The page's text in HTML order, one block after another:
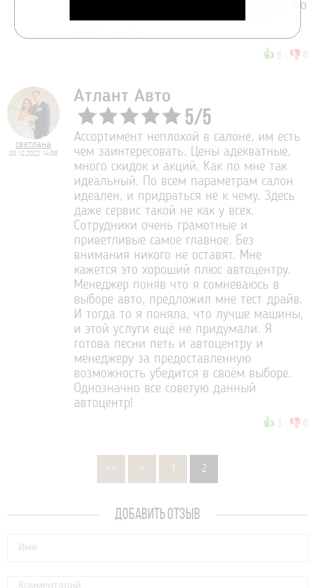
несколько больше, чем я рассчитывал. Но
кредит мне согласовали без особых
сложностей.
👍 6 : 👎
светлана
03.12.2022 14:08
Атлант Авто
5/5
Ассортимент неплохой в салоне, им есть
чем заинтересовать. Цены адекватные,
много скидок и акций. Как по мне так
идеальный. По всем параметрам салон
идеален, и придраться не к чему. Здесь
даже сервис такой не как у всех.
Сотрудники очень грамотные и
приветливые самое главное. Без
внимания никого не оставят. Мне
кажется это хороший плюс автоцентру.
Менеджер поняв что я сомневаюсь в
выборе авто, предложил мне тест драйв.
И тогда то я поняла, что лучше машины,
и этой услуги ещё не придумали. Я
готова песни петь и автоцентру и
менеджеру за предоставленную
возможность убедится в своём выборе.
Однозначно все советую данный
автоцентр!
👍 3 : 👎
<< < 1 2
ДОБАВИТЬ ОТЗЫВ